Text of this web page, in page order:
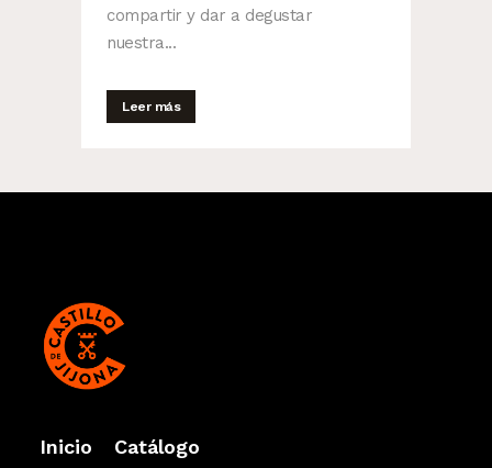
compartir y dar a degustar
nuestra...
Leer más
Inicio Catálogo